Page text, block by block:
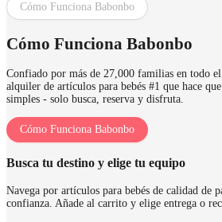
Cómo Funciona Babonbo
Cómo Funciona Babonbo
Confiado por más de 27,000 familias en todo
alquiler de artículos para bebés #1 que hace
simples - solo busca, reserva y disfruta.
Cómo Funciona Babonbo
Busca tu destino y elige tu equipo
Navega por artículos para bebés de calidad de
confianza. Añade al carrito y elige entrega o